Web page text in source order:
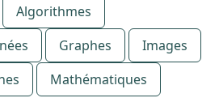
Algorithmes
Graphes
Images
Mathématiques